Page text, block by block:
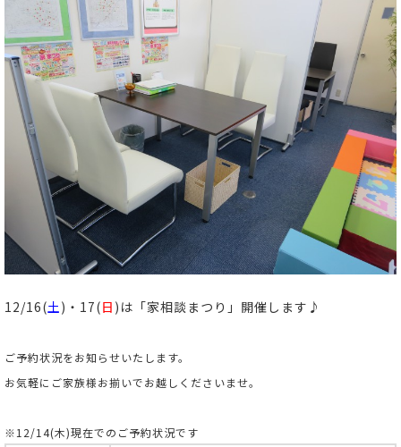
12/16(土 )・17(日 )は「家相談まつり」開催します♪
ご予約状況をお知らせいたします。
お気軽にご家族様お揃いでお越しくださいませ。
※12/14(木)現在でのご予約状況です